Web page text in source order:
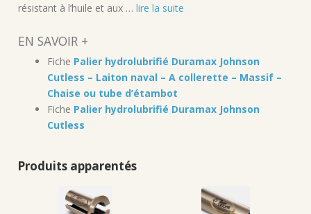
résistant à l’huile et aux … lire la suite
EN SAVOIR +
Fiche Palier hydrolubrifié Duramax Johnson
Cutless – Laiton naval – A collerette – Massif –
Chaise ou tube d’étambot
Fiche Palier hydrolubrifié Duramax Johnson
Cutless
Produits apparentés